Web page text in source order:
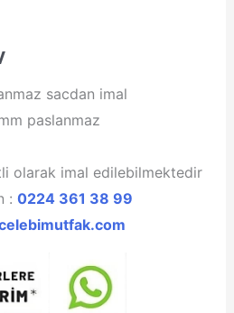
sacdan imal
paslanmaz
olarak imal edilebilmektedir
: 0224 361 38 99